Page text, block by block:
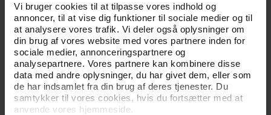
Vi bruger cookies til at tilpasse vores indhold og
annoncer, til at vise dig funktioner til sociale medier og til
at analysere vores trafik. Vi deler også oplysninger om
din brug af vores website med vores partnere inden for
sociale medier, annonceringspartnere og
analysepartnere. Vores partnere kan kombinere disse
data med andre oplysninger, du har givet dem, eller som
de har indsamlet fra din brug af deres tjenester. Du
samtykker til vores cookies, hvis du fortsætter med at
anvende vores hjemmeside.
07.08.2026
SEJR GIVER GOD TRO INDEN